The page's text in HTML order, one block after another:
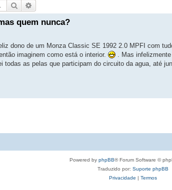
Pesquisar
quem nunca?
dono de um Monza Classic SE 1992 2.0 MPFI com
imaginem como está o interior.
. Mas
as pelas que participam do circuito da agua, até
Powered by phpBB® Forum Software ©
Traduzido por: Suporte phpBB
Privacidade | Termos